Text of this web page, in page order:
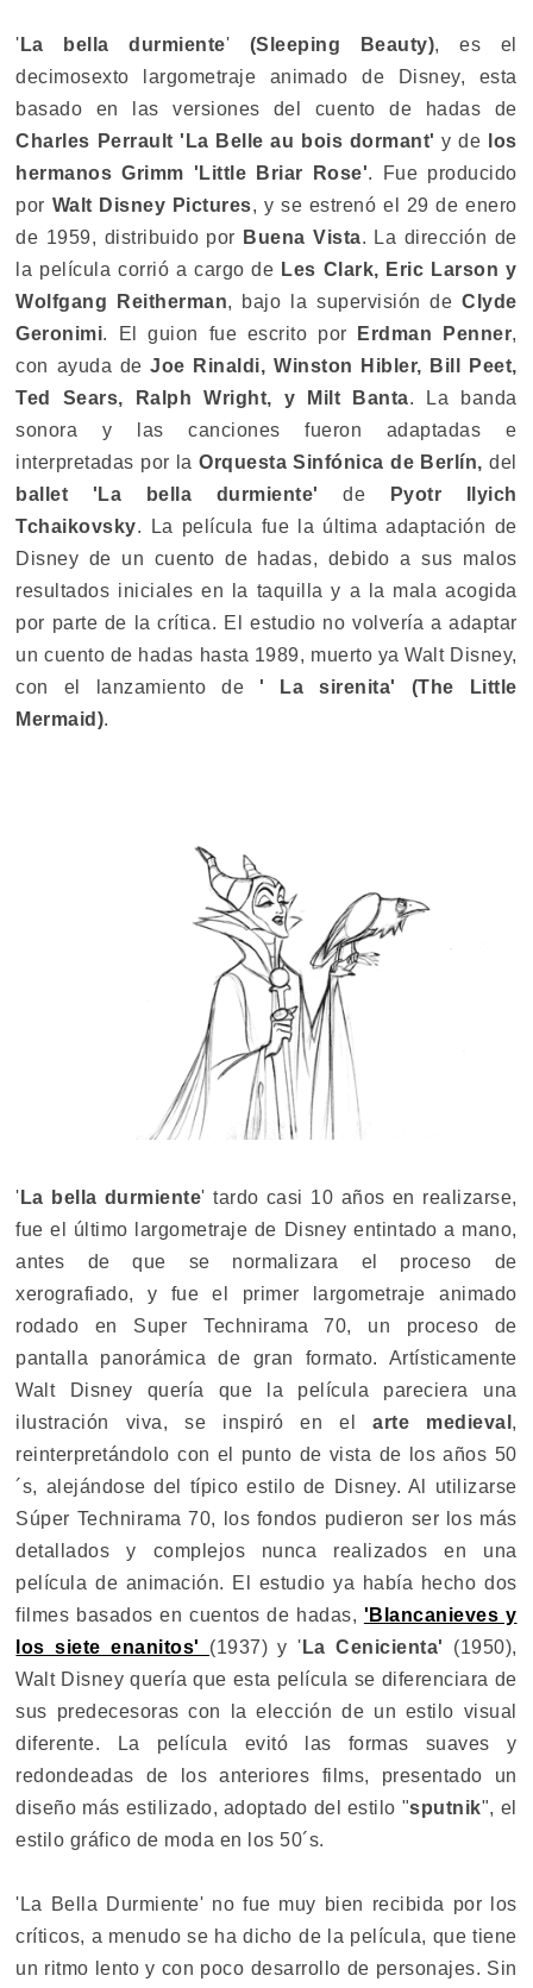
' La bella durmiente' (Sleeping Beauty), es el
decimosexto largometraje animado de Disney, esta
basado en las versiones del cuento de hadas de
Charles Perrault 'La Belle au bois dormant' y de
los
hermanos Grimm 'Little Briar Rose'. Fue producido
por Walt Disney Pictures, y se estrenó el 29 de enero
de 1959, distribuido por Buena Vista. La dirección de
la película corrió a cargo de Les Clark, Eric Larson y
Wolfgang Reitherman, bajo la supervisión deClyde
Geronimi. El guion fue escrito por Erdman Penner,
con ayuda deJoe Rinaldi, Winston Hibler, Bill Peet,
Ted Sears, Ralph Wright, y Milt Banta. La banda
sonora y las canciones fueron adaptadas e
interpretadas por laOrquesta Sinfónica de Berlín,del
ballet 'La bella durmiente'
de
Pyotr Ilyich
Tchaikovsky. La película fue la última adaptación de
Disney de un cuento de hadas, debido a sus malos
resultados iniciales en la taquilla y a la mala acogida
por parte de la crítica. El estudio no volvería a adaptar
un cuento de hadas hasta 1989, muerto ya Walt Disney,
con el lanzamiento de ' La sirenita' (The Little
Mermaid).
' La bella durmiente' tardo casi 10 años en realizarse,
fue el último largometraje de Disney entintado a mano,
antes de que se normalizara el proceso de
xerografiado, y fue el primer largometraje animado
rodado en Super Technirama 70, un proceso de
pantalla panorámica de gran formato. Artísticamente
Walt Disney quería que la película pareciera una
ilustración viva, se inspiró en el
arte medieval ,
reinterpretándolo con el punto de vista de los años 50
´s, alejándose del típico estilo de Disney. Al utilizarse
Súper Technirama 70, los fondos pudieron ser los más
detallados y complejos nunca realizados en una
película de animación. El estudio ya había hecho dos
filmes basados en cuentos de hadas, 'Blancanieves y
los siete enanitos' (1937) y ' La Cenicienta' (1950),
Walt Disney quería que esta película se diferenciara de
sus predecesoras con la elección de un estilo visual
diferente. La película evitó las formas suaves y
redondeadas de los anteriores films, presentado un
diseño más estilizado, adoptado del estilo "sputnik", el
estilo gráfico de moda en los 50´s.
'La Bella Durmiente' no fue muy bien recibida por los
críticos, a menudo se ha dicho de la película, que tiene
un ritmo lento y con poco desarrollo de personajes. Sin